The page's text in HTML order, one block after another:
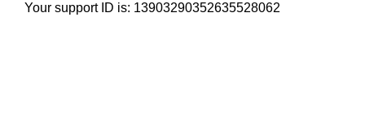
Your support ID is: 13903290352635528062